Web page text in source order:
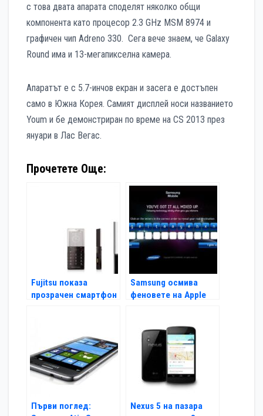
с това двата апарата споделят няколко общи
компонента като процесор 2.3 GHz MSM 8974 и
графичен чип Adreno 330. Сега вече знаем, че Galaxy
Round има и 13-мегапикселна камера.
Апаратът е с 5.7-инчов екран и засега е достъпен
само в Южна Корея. Самият дисплей носи названието
Youm и бе демонстриран по време на CS 2013 през
януари в Лас Вегас.
Прочетете Още:
Fujitsu показа
прозрачен смартфон
Samsung осмива
феновете на Apple
Първи поглед:
Nexus 5 на пазара